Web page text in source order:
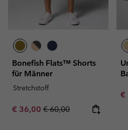
Bonefish Flats™ Shorts
für Männer
Stretchstoff
Sale price:
€ 36,00 Regular price:
€ 60,00
€